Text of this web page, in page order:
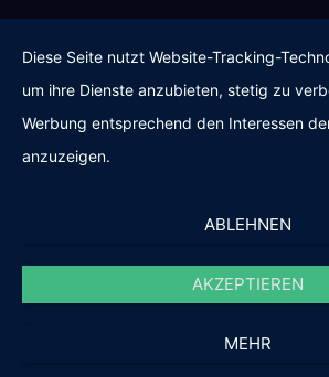
Diese Seite nutzt Website-Tracking-
um ihre Dienste anzubieten, stetig zu
Werbung entsprechend den Interessen
anzuzeigen.
ABLEHNEN
AKZEPTIEREN
MEHR